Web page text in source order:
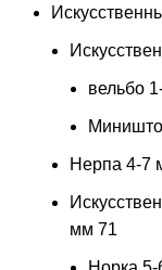
вельбо
Нерпа 4-7
мм 71